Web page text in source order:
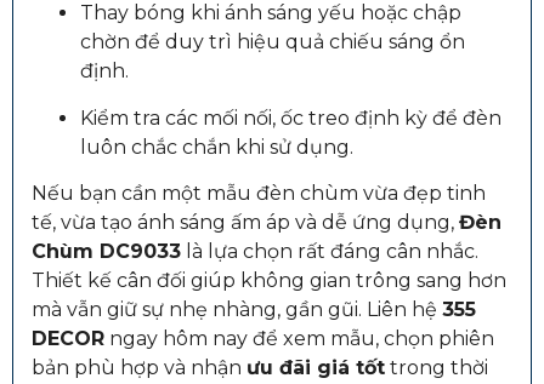
Thay bóng khi ánh sáng yếu hoặc chập
chờn để duy trì hiệu quả chiếu sáng ổn
định.
Kiểm tra các mối nối, ốc treo định kỳ để đèn
luôn chắc chắn khi sử dụng.
Nếu bạn cần một mẫu đèn chùm vừa đẹp tinh
tế, vừa tạo ánh sáng ấm áp và dễ ứng dụng, Đèn
Chùm DC9033 là lựa chọn rất đáng cân nhắc.
Thiết kế cân đối giúp không gian trông sang hơn
mà vẫn giữ sự nhẹ nhàng, gần gũi. Liên hệ 355
DECOR ngay hôm nay để xem mẫu, chọn phiên
bản phù hợp và nhận ưu đãi giá tốt trong thời